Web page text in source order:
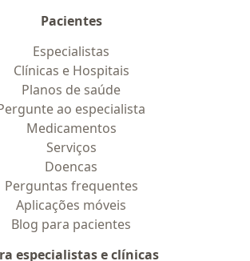
Pacientes
Especialistas
Clínicas e Hospitais
Planos de saúde
ao especialista
Medicamentos
Serviços
Doencas
Perguntas frequentes
Aplicações móveis
Blog para pacientes
especialistas e clínicas